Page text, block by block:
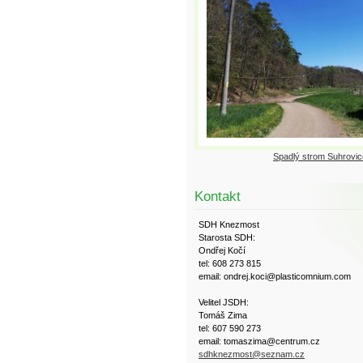
Spadlý strom
Kontakt
SDH Knezmost
Starosta SDH:
Ondřej Kočí
tel: 608 273 815
email: ondrej.koci@plasticomnium.com
Velitel JSDH:
Tomáš Zima
tel: 607 590 273
email: tomaszima@centrum.cz
sdhknezmost@seznam.cz